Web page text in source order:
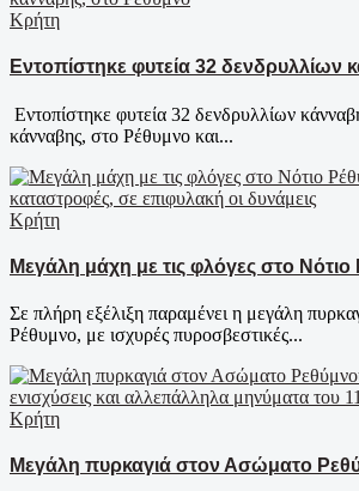
Κρήτη
Εντοπίστηκε φυτεία 32 δενδρυλλίων
Εντοπίστηκε φυτεία 32 δενδρυλλίων
κάνναβης, στο Ρέθυμνο και...
Κρήτη
Μεγάλη μάχη με τις φλόγες στο Νότιο
Σε πλήρη εξέλιξη παραμένει η μεγάλη
Ρέθυμνο, με ισχυρές πυροσβεστικές...
Κρήτη
Μεγάλη πυρκαγιά στον Ασώματο